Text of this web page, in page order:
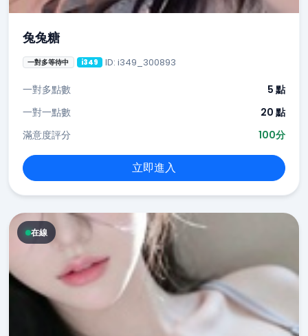
兔兔糖
一對多等待中 i349 ID: i349_300893
一對多點數
5 點
一對一點數
20 點
滿意度評分
100分
立即進入
在線